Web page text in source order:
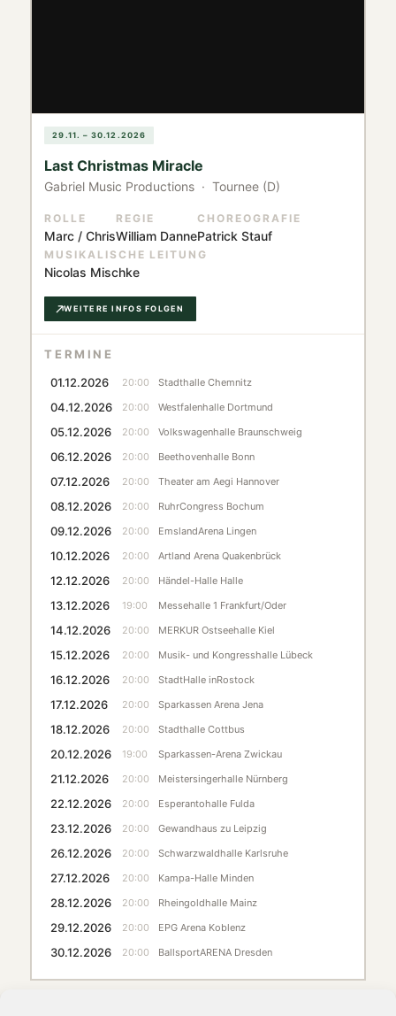
29.11. – 30.12.2026
Last Christmas Miracle
Gabriel Music Productions · Tournee (D)
ROLLE
Marc / Chris
REGIE
William Danne
CHOREOGRAFIE
Patrick Stauf
MUSIKALISCHE LEITUNG
Nicolas Mischke
WEITERE INFOS FOLGEN
TERMINE
01.12.2026
20:00 Stadthalle Chemnitz
04.12.2026 20:00 Westfalenhalle Dortmund
05.12.2026 20:00 Volkswagenhalle Braunschweig
06.12.2026 20:00 Beethovenhalle Bonn
07.12.2026 20:00 Theater am Aegi Hannover
08.12.2026 20:00 RuhrCongress Bochum
09.12.2026 20:00 EmslandArena Lingen
10.12.2026 20:00 Artland Arena Quakenbrück
12.12.2026 20:00 Händel-Halle Halle
13.12.2026 19:00 Messehalle 1 Frankfurt/Oder
14.12.2026 20:00 MERKUR Ostseehalle Kiel
15.12.2026 20:00 Musik- und Kongresshalle Lübeck
16.12.2026 20:00 StadtHalle inRostock
17.12.2026 20:00 Sparkassen Arena Jena
18.12.2026 20:00 Stadthalle Cottbus
20.12.2026 19:00 Sparkassen-Arena Zwickau
21.12.2026 20:00 Meistersingerhalle Nürnberg
22.12.2026 20:00 Esperantohalle Fulda
23.12.2026 20:00 Gewandhaus zu Leipzig
26.12.2026 20:00 Schwarzwaldhalle Karlsruhe
27.12.2026 20:00 Kampa-Halle Minden
28.12.2026 20:00 Rheingoldhalle Mainz
29.12.2026 20:00 EPG Arena Koblenz
30.12.2026 20:00 BallsportARENA Dresden